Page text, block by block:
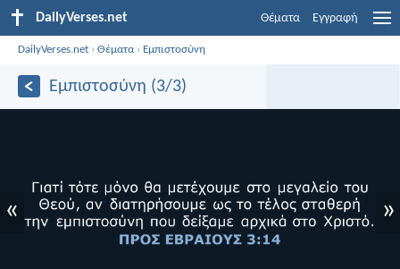
DailyVerses.net Θέματα Εγγραφή
DailyVerses.net ›Θέματα› Εμπιστοσύνη
Εμπιστοσύνη (3/3)
« »